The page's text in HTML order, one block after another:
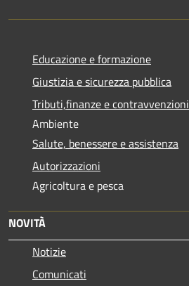
Educazione e formazione
Giustizia e sicurezza pubblica
Tributi,finanze e contravvenzioni
Ambiente
Salute, benessere e assistenza
Autorizzazioni
Agricoltura e pesca
NOVITÀ
Notizie
Comunicati